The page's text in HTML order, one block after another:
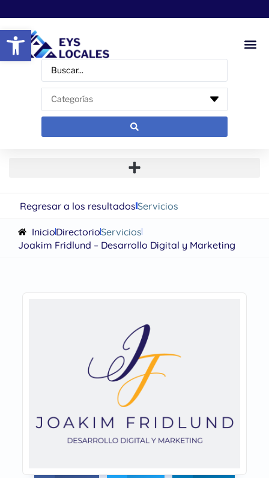
Abrir barra de herramientas
Regresar a los resultadosServicios
InicioDirectorioServicios
Joakim Fridlund – Desarrollo Digital y Marketing